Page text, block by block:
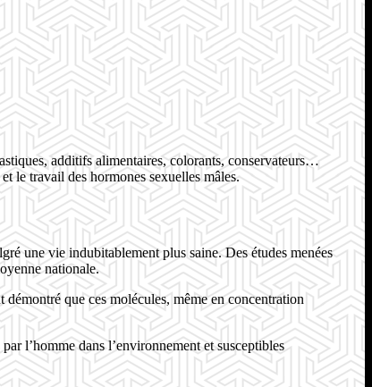
additifs alimentaires, colorants, conservateurs…
le travail des hormones sexuelles mâles.
une vie indubitablement plus saine. Des études menées
nationale.
que ces molécules, même en concentration
l’homme dans l’environnement et susceptibles